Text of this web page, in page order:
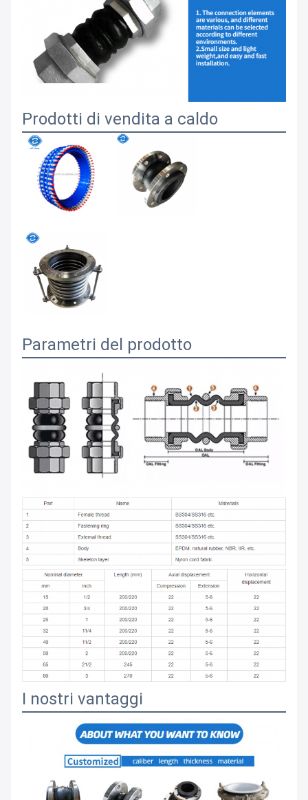
Prodotti di vendita a caldo
Parametri del prodotto
I nostri vantaggi